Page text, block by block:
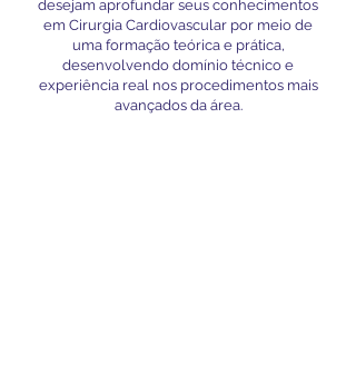
desejam aprofundar seus conhecimentos
em Cirurgia Cardiovascular por meio de
uma formação teórica e prática,
desenvolvendo domínio técnico e
experiência real nos procedimentos mais
avançados da área.